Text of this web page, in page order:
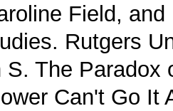
Field,
Rutgers
S. The Paradox
Can't Go It